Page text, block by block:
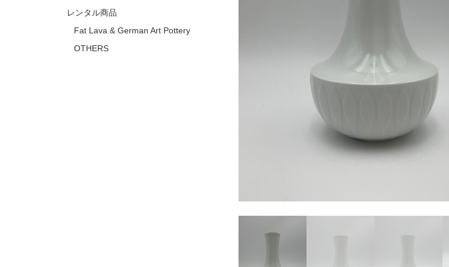
レンタル商品
Fat Lava & German Art Pottery
OTHERS